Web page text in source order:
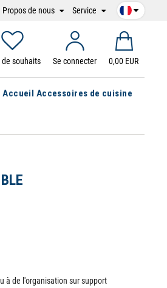
Propos de nous Service
de souhaits Se connecter 0,00 EUR
Accueil Accessoires de cuisine
à de l'organisation sur support